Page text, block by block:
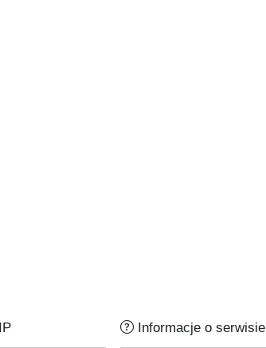
Informacje o serwisie